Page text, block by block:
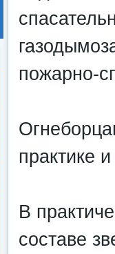
пожарно-
практике
В
составе